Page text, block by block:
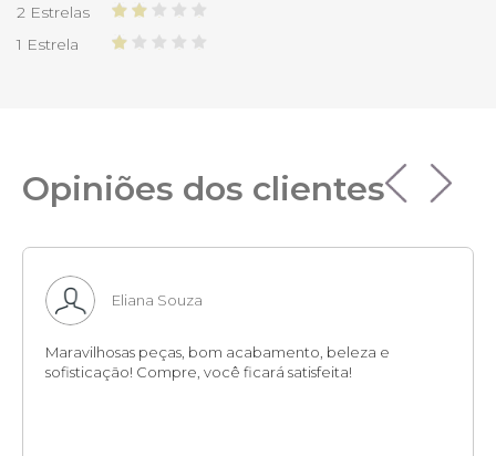
2 Estrelas
1 Estrela
Opiniões dos clientes
Eliana Souza
Maravilhosas peças, bom acabamento, beleza e
sofisticação! Compre, você ficará satisfeita!